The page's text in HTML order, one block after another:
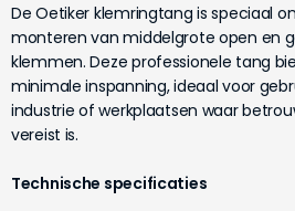
De Oetiker klemringtang is speciaal
monteren van middelgrote open en
klemmen. Deze professionele tang
minimale inspanning, ideaal voor
industrie of werkplaatsen waar
vereist is.
Technische specificaties